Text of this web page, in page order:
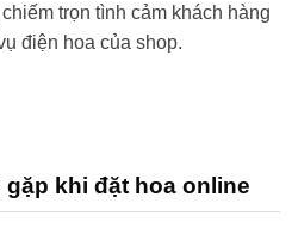
chiếm trọn tình cảm khách hàng
điện hoa của shop.
khi đặt hoa online